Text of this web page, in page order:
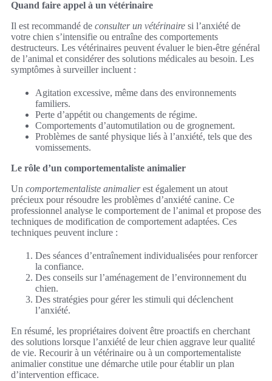
Quand faire appel à un vétérinaire
Il est recommandé de consulter un vétérinaire si l’anxiété de
votre chien s’intensifie ou entraîne des comportements
destructeurs. Les vétérinaires peuvent évaluer le bien-être général
de l’animal et considérer des solutions médicales au besoin. Les
symptômes à surveiller incluent :
Agitation excessive, même dans des environnements
familiers.
Perte d’appétit ou changements de régime.
Comportements d’automutilation ou de grognement.
Problèmes de santé physique liés à l’anxiété, tels que des
vomissements.
Le rôle d’un comportementaliste animalier
Un comportementaliste animalierest également un atout
précieux pour résoudre les problèmes d’anxiété canine. Ce
professionnel analyse le comportement de l’animal et propose des
techniques de modification de comportement adaptées. Ces
techniques peuvent inclure :
Des séances d’entraînement individualisées pour renforcer
la confiance.
Des conseils sur l’aménagement de l’environnement du
chien.
Des stratégies pour gérer les stimuli qui déclenchent
l’anxiété.
En résumé, les propriétaires doivent être proactifs en cherchant
des solutions lorsque l’anxiété de leur chien aggrave leur qualité
de vie. Recourir à un vétérinaire ou à un comportementaliste
animalier constitue une démarche utile pour établir un plan
d’intervention efficace.